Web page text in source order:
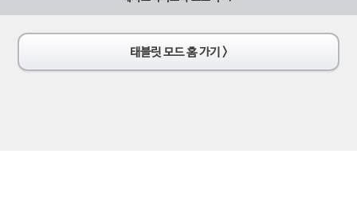
태블릿 모드 홈 가기 >